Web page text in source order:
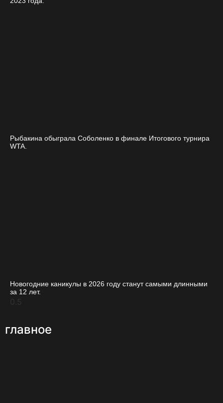
Рыбакина обыграла Соболенко в финале Итогового турнира
WTA.
Новогодние каникулы в 2026 году станут самыми длинными
за 12 лет.
главное